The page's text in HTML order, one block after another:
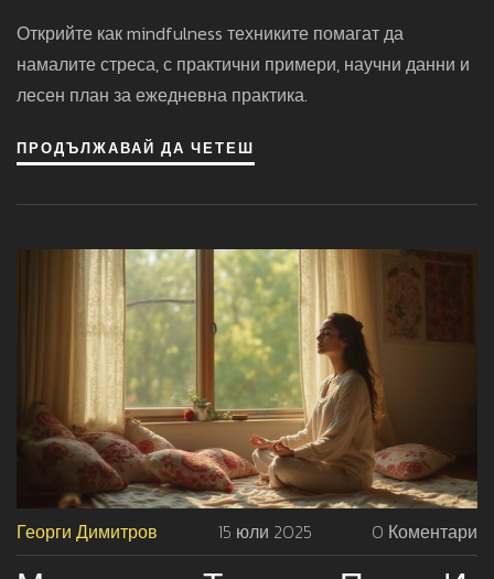
Практичен Наръчник
Открийте как mindfulness техниките помагат да
намалите стреса, с практични примери, научни данни и
лесен план за ежедневна практика.
ПРОДЪЛЖАВАЙ ДА ЧЕТЕШ
Георги Димитров 15 юли 2025 0 Коментари